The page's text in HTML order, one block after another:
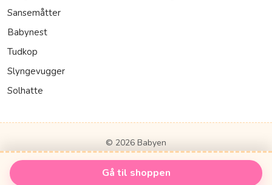
Gå til shoppen
Sansemåtter
Babynest
Tudkop
Slyngevugger
Solhatte
© 2026 Babyen